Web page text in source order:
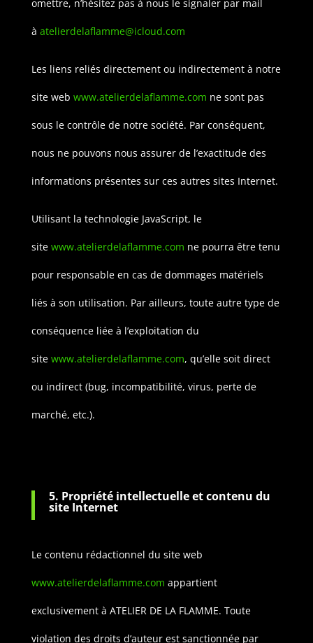
omettre, n’hésitez pas à nous le signaler par mail
à atelierdelaflamme@icloud.com
Les liens reliés directement ou indirectement à notre
site web www.atelierdelaflamme.com ne sont pas
sous le contrôle de notre société. Par conséquent,
nous ne pouvons nous assurer de l’exactitude des
informations présentes sur ces autres sites Internet.
Utilisant la technologie JavaScript, le
site www.atelierdelaflamme.com ne pourra être tenu
pour responsable en cas de dommages matériels
liés à son utilisation. Par ailleurs, toute autre type de
conséquence liée à l’exploitation du
site www.atelierdelaflamme.com, qu’elle soit direct
ou indirect (bug, incompatibilité, virus, perte de
marché, etc.).
5. Propriété intellectuelle et contenu du
site Internet
Le contenu rédactionnel du site web
www.atelierdelaflamme.com appartient
exclusivement à ATELIER DE LA FLAMME. Toute
violation des droits d’auteur est sanctionnée par